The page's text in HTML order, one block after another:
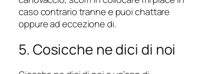
caso contrario tranne e puoi chattare
oppure ad eccezione di.
5. Cosicche ne dici di noi